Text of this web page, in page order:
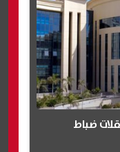
ضباط